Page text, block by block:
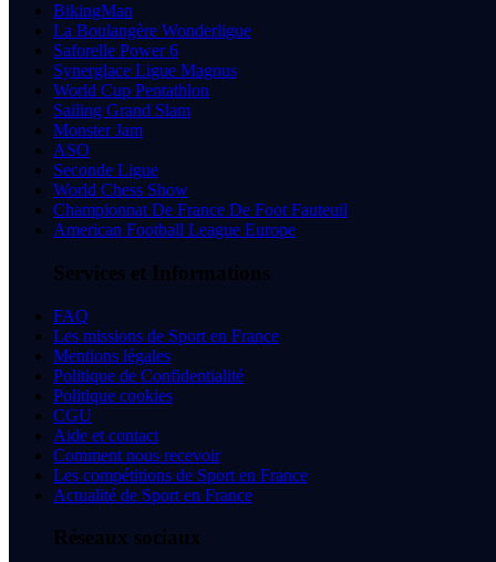
BikingMan
La Boulangère Wonderligue
Saforelle Power 6
Synerglace Ligue Magnus
World Cup Pentathlon
Sailing Grand Slam
Monster Jam
ASO
Seconde Ligue
World Chess Show
Championnat De France De Foot Fauteuil
American Football League Europe
Services et Informations
FAQ
Les missions de Sport en France
Mentions légales
Politique de Confidentialité
Politique cookies
CGU
Aide et contact
Comment nous recevoir
Les compétitions de Sport en France
Actualité de Sport en France
Réseaux sociaux